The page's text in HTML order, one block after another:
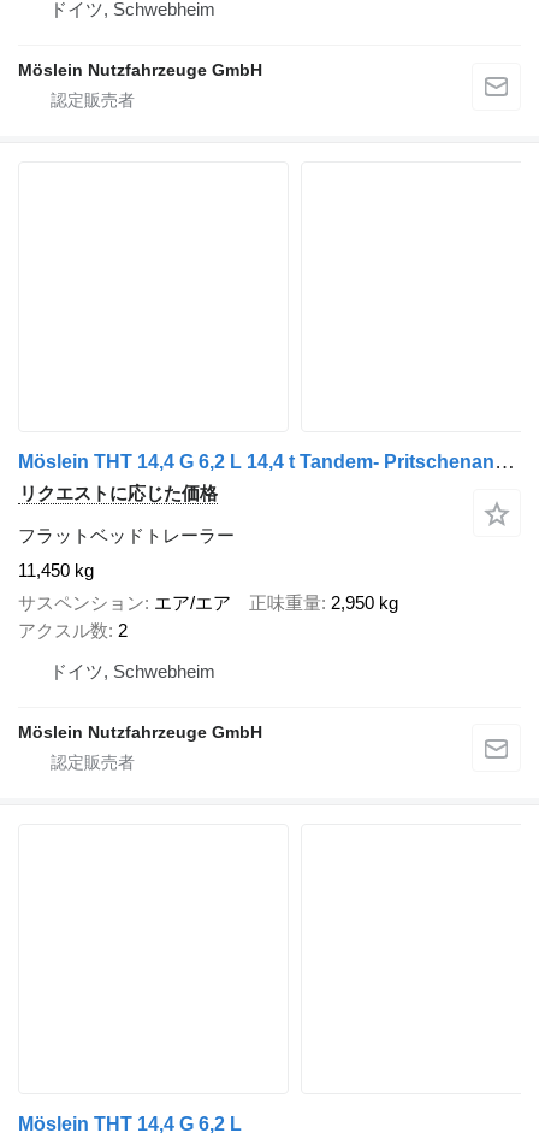
ドイツ, Schwebheim
Möslein Nutzfahrzeuge GmbH
Möslein THT 14,4 G 6,2 L 14,4 t Tandem- Pritschenanhänger- Tieflader
リクエストに応じた価格
フラットベッドトレーラー
11,450 kg
サスペンション エア/エア 正味重量 2,950 kg
アクスル数 2
ドイツ, Schwebheim
Möslein Nutzfahrzeuge GmbH
Möslein THT 14,4 G 6,2 L